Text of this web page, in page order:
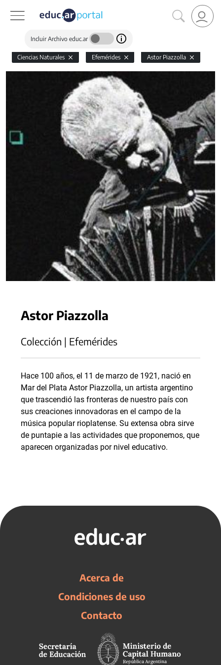
Incluir Archivo educ.ar
Ciencias Naturales Efemérides Astor Piazzolla
Astor Piazzolla
Colección | Efemérides
Hace 100 años, el 11 de marzo de 1921, nació en
Mar del Plata Astor Piazzolla, un artista argentino
que trascendió las fronteras de nuestro país con
sus creaciones innovadoras en el campo de la
música popular rioplatense. Su extensa obra sirve
de puntapie a las actividades que proponemos, que
aparecen organizadas por nivel educativo.
Acerca de
Condiciones de uso
Contacto